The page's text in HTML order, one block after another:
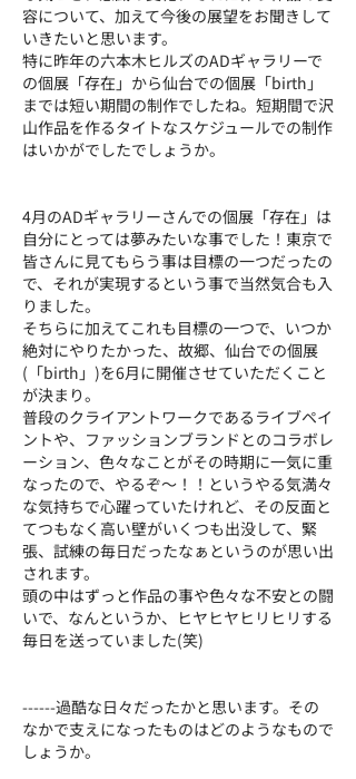
容について、加えて今後の展望をお聞きして
いきたいと思います。
特に昨年の六本木ヒルズのADギャラリーで
の個展「存在」から仙台での個展「birth」
までは短い期間の制作でしたね。短期間で沢
山作品を作るタイトなスケジュールでの制作
はいかがでしたでしょうか。
4月のADギャラリーさんでの個展「存在」は
自分にとっては夢みたいな事でした！東京で
皆さんに見てもらう事は目標の一つだったの
で、それが実現するという事で当然気合も入
りました。
そちらに加えてこれも目標の一つで、いつか
絶対にやりたかった、故郷、仙台での個展
(「birth」)を6月に開催させていただくこと
が決まり。
普段のクライアントワークであるライブペイ
ントや、ファッションブランドとのコラボレ
ーション、色々なことがその時期に一気に重
なったので、やるぞ～！！というやる気満々
な気持ちで心躍っていたけれど、その反面と
てつもなく高い壁がいくつも出没して、緊
張、試練の毎日だったなぁというのが思い出
されます。
頭の中はずっと作品の事や色々な不安との闘
いで、なんというか、ヒヤヒヤヒリヒリする
毎日を送っていました(笑)
------過酷な日々だったかと思います。その
なかで支えになったものはどのようなもので
しょうか。